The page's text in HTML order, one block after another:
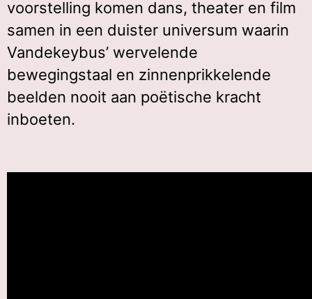
voorstelling komen dans, theater en film
samen in een duister universum waarin
Vandekeybus’ wervelende
bewegingstaal en zinnenprikkelende
beelden nooit aan poëtische kracht
inboeten.